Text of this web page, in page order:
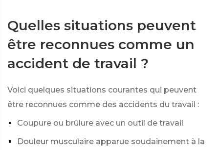
Quelles situations peuvent
être reconnues comme un
accident de travail ?
Voici quelques situations courantes qui peuvent
être reconnues comme des accidents du travail :
Coupure ou brûlure avec un outil de travail
Douleur musculaire apparue soudainement à la